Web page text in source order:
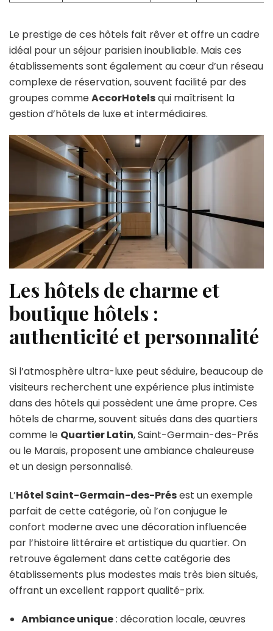
Le prestige de ces hôtels fait rêver et offre un cadre
idéal pour un séjour parisien inoubliable. Mais ces
établissements sont également au cœur d’un réseau
complexe de réservation, souvent facilité par des
groupes commeAccorHotelsqui maîtrisent la
gestion d’hôtels de luxe et intermédiaires.
Les hôtels de charme et
boutique hôtels :
authenticité et personnalité
Si l’atmosphère ultra-luxe peut séduire, beaucoup de
visiteurs recherchent une expérience plus intimiste
dans des hôtels qui possèdent une âme propre. Ces
hôtels de charme, souvent situés dans des quartiers
comme le Quartier Latin, Saint-Germain-des-Prés
ou le Marais, proposent une ambiance chaleureuse
et un design personnalisé.
L’Hôtel Saint-Germain-des-Présest un exemple
parfait de cette catégorie, où l’on conjugue le
confort moderne avec une décoration influencée
par l’histoire littéraire et artistique du quartier. On
retrouve également dans cette catégorie des
établissements plus modestes mais très bien situés,
offrant un excellent rapport qualité-prix.
Ambiance unique: décoration locale, œuvres